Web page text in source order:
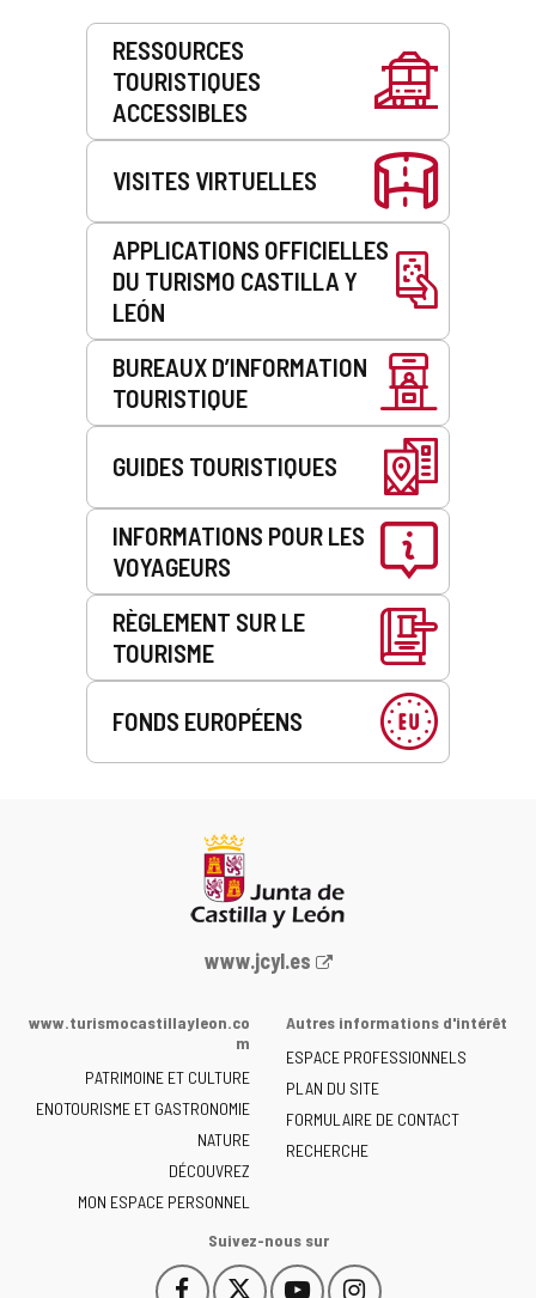
Prestations
RESSOURCES
TOURISTIQUES
ACCESSIBLES
VISITES VIRTUELLES
APPLICATIONS OFFICIELLES
DU TURISMO CASTILLA Y
LEÓN
BUREAUX D’INFORMATION
TOURISTIQUE
GUIDES TOURISTIQUES
INFORMATIONS POUR LES
VOYAGEURS
RÈGLEMENT SUR LE
TOURISME
FONDS EUROPÉENS
Portail
la
de
Castilla
y
León
-
www.jcyl.es
www.turismocastillayleon.co
m
PATRIMOINE ET CULTURE
ENOTOURISME ET GASTRONOMIE
NATURE
DÉCOUVREZ
MON ESPACE PERSONNEL
Autres informations d'intérêt
ESPACE PROFESSIONNELS
PLAN DU SITE
FORMULAIRE DE CONTACT
RECHERCHE
Suivez-nous sur
Facebook YouTubeInstagram